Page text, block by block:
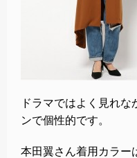
ドラマではよく見れな
ンで個性的です。
本田翼さん着用カラー